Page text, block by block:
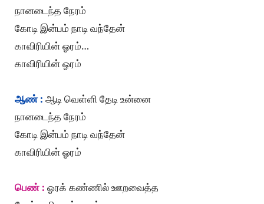
நானடைந்த நேரம்
கோடி இன்பம் நாடி வந்தேன்
காவிரியின் ஓரம்…
காவிரியின் ஓரம்
ஆண் : ஆடி வெள்ளி தேடி உன்னை
நானடைந்த நேரம்
கோடி இன்பம் நாடி வந்தேன்
காவிரியின் ஓரம்
பெண் : ஓரக் கண்ணில் ஊறவைத்த